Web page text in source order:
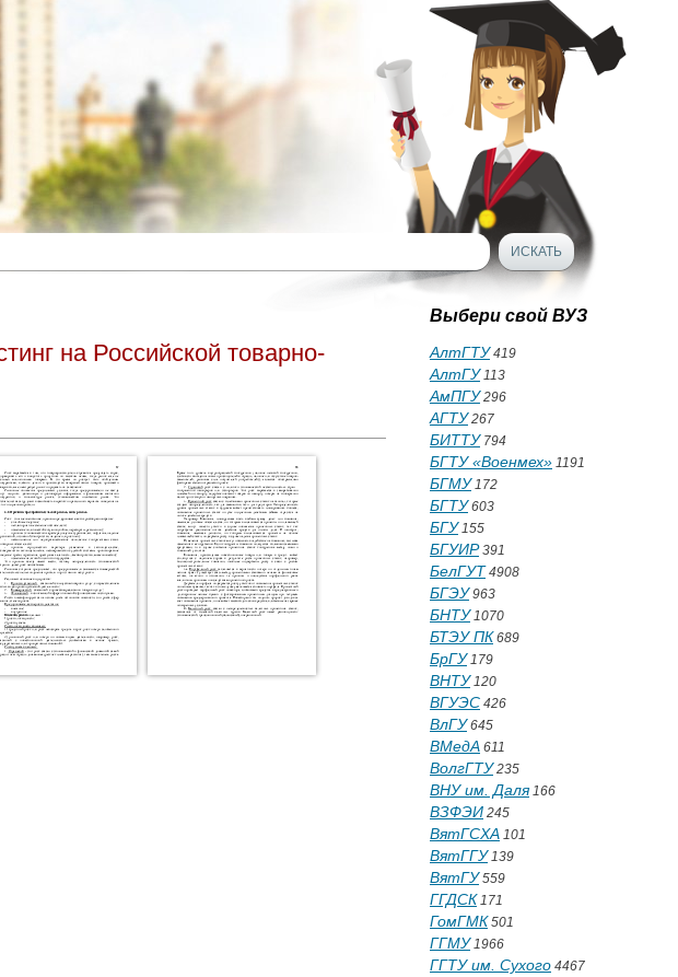
на Российской товарно-
Выбери свой ВУЗ
АлтГТУ419
АлтГУ113
АмПГУ296
АГТУ267
БИТТУ794
БГТУ «Военмех» 1191
БГМУ172
БГТУ603
БГУ155
БГУИР391
БелГУТ 4908
БГЭУ963
БНТУ1070
БТЭУ ПК 689
БрГУ179
ВНТУ120
ВГУЭС 426
ВлГУ645
ВМедА 611
ВолгГТУ235
ВНУ им. Даля166
ВЗФЭИ 245
ВятГСХА 101
ВятГГУ139
ВятГУ559
ГГДСК 171
ГомГМК 501
ГГМУ1966
ГГТУ им. Сухого 4467